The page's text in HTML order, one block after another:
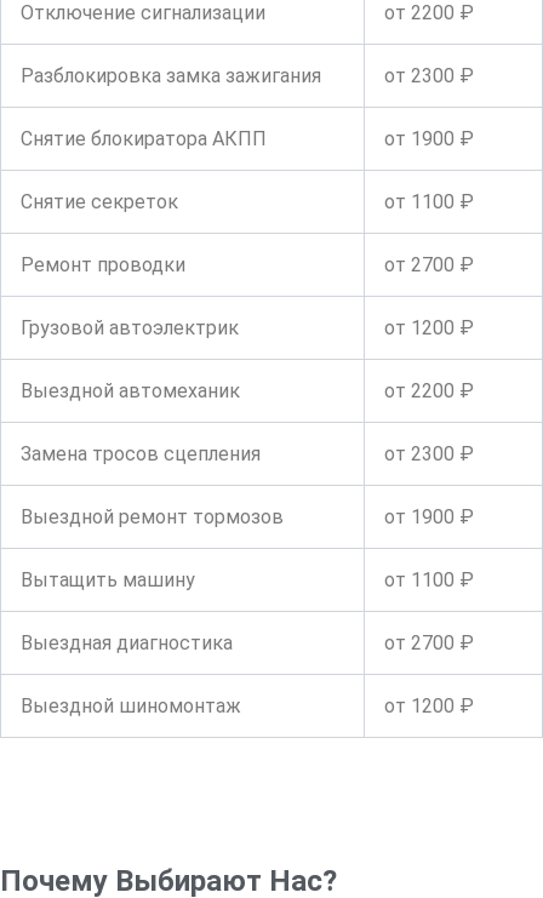
Отключение сигнализации от 2200 ₽
Разблокировка замка зажигания от 2300 ₽
Снятие блокиратора АКПП от 1900 ₽
Снятие секреток от 1100 ₽
Ремонт проводки от 2700 ₽
Грузовой автоэлектрик от 1200 ₽
Выездной автомеханик от 2200 ₽
Замена тросов сцепления от 2300 ₽
Выездной ремонт тормозов от 1900 ₽
Вытащить машину от 1100 ₽
Выездная диагностика от 2700 ₽
Выездной шиномонтаж от 1200 ₽
Почему Выбирают Нас?